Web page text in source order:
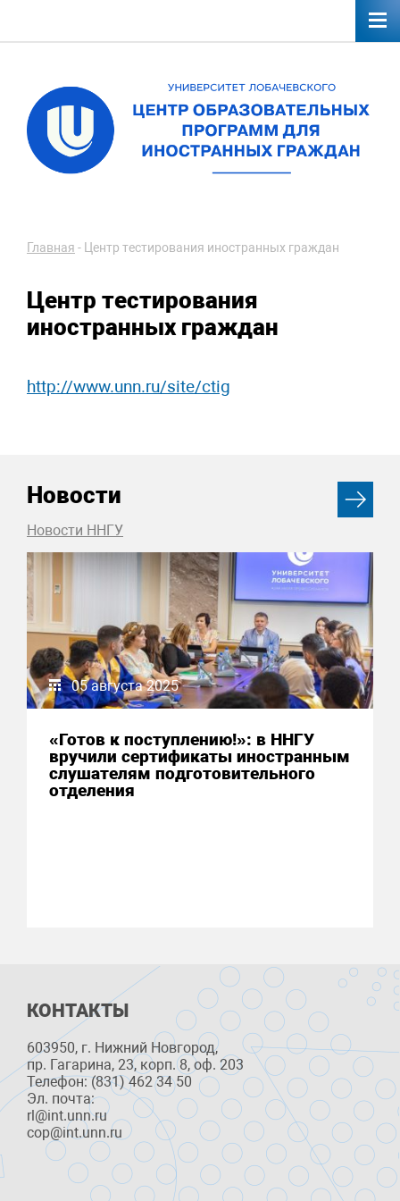
Главная - Центр тестирования иностранных граждан
Центр тестирования
иностранных граждан
http://www.unn.ru/site/ctig
Новости
Новости ННГУ
05 августа 2025
«Готов к поступлению!»: в ННГУ
вручили сертификаты иностранным
слушателям подготовительного
отделения
КОНТАКТЫ
603950, г. Нижний Новгород,
пр. Гагарина, 23, корп. 8, оф. 203
Телефон: (831) 462 34 50
Эл. почта:
rl@int.unn.ru
cop@int.unn.ru